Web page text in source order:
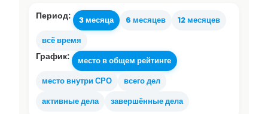
Период: 3 месяца 6 месяцев
12 месяцев
всё время
График:
место в общем рейтинге
место внутри СРО
всего дел
активные дела
завершённые дела